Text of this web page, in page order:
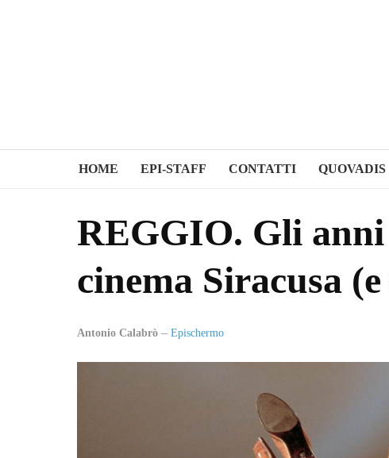
HOME EPI-STAFF CONTATTI QUOVADIS
REGGIO. Gli anni
cinema Siracusa
Antonio Calabrò Epischermo